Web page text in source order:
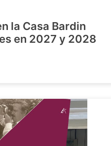
la Casa Bardin
en 2027 y 2028